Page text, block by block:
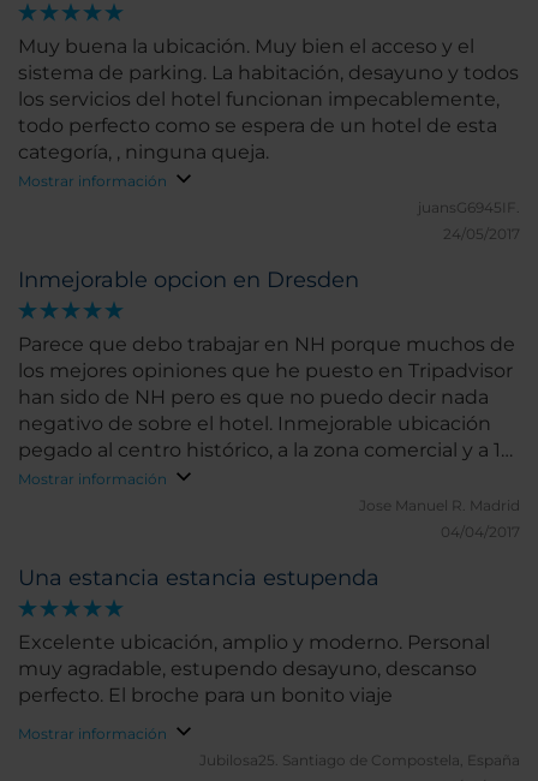
Una estancia estancia estupenda
Excelente ubicación, amplio y moderno. Personal
muy agradable, estupendo desayuno, descanso
perfecto. El broche para un bonito viaje
Mostrar información
Jubilosa25. Santiago de Compostela, España
Muy buena la ubicación. Muy bien el acceso y el
sistema de parking. La habitación, desayuno y todos
los servicios del hotel funcionan impecablemente,
todo perfecto como se espera de un hotel de esta
categoría, , ninguna queja.
Mostrar información
juansG6945IF.
24/05/2017
Inmejorable opcion en Dresden
Parece que debo trabajar en NH porque muchos de
los mejores opiniones que he puesto en Tripadvisor
han sido de NH pero es que no puedo decir nada
negativo de sobre el hotel. Inmejorable ubicación
pegado al centro histórico, a la zona comercial y a 10
minutos andando a la estación de tren. Edificio
nuevo, confortables y limpias habitaciones,
cómodos colchones e impoluto. Además cómodo
peatonal ( los taxis pueden llegar hasta la puerta)
rodeado de restaurantes y sitios donde puedes
tomar algo. Nada malo que opinar, simplemente
nos ha encantado.que no
Mostrar información
Jose Manuel R. Madrid
04/04/2017